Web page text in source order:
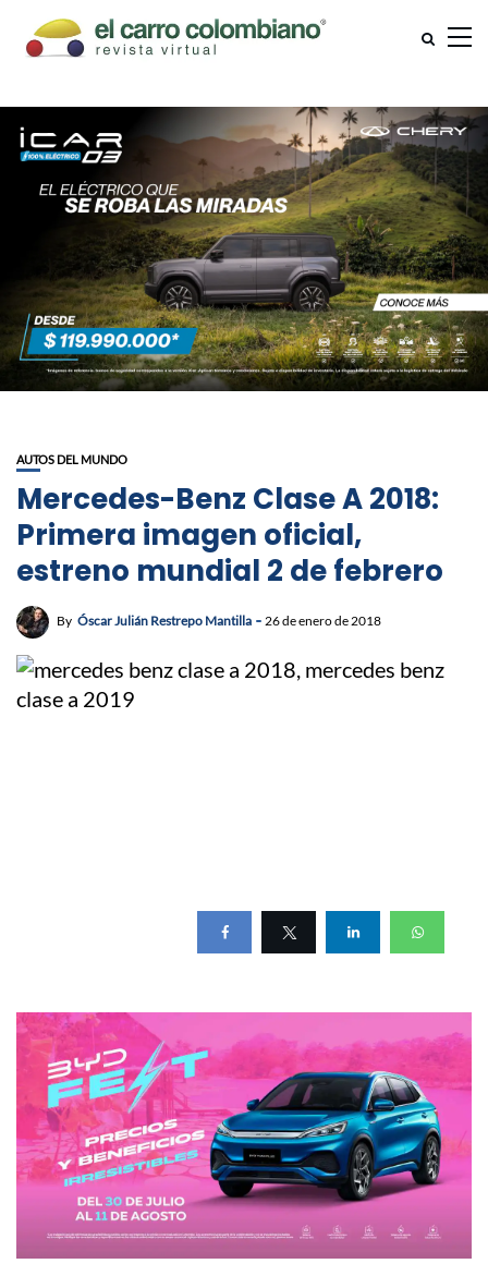
AUTOS DEL MUNDO
Mercedes-Benz Clase A 2018:
Primera imagen oficial,
estreno mundial 2 de febrero
By Óscar Julián Restrepo Mantilla 26 de enero de 2018